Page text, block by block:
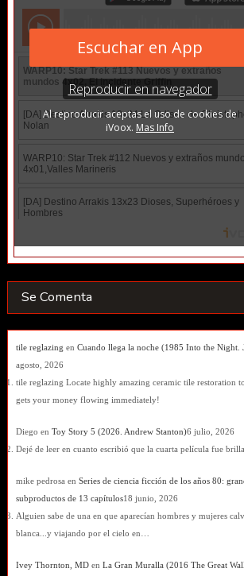
Se Comenta
tile reglazing en Cuando llega la noche (1985 Into the Night.
agosto, 2026
tile reglazing Locate highly amazing ceramic tile restoration
gets your money flowing immediately!
Diego en Toy Story 5 (2026. Andrew Stanton)6 julio, 2026
Dejé de leer en cuanto escribió que la cuarta película fue
mike pedrosa en Series de ciencia ficción de los años 80:
subproductos de 13 capítulos18 junio, 2026
Alguien sabe de una en que aparecían hombres y mujeres
blanca...y viajando por el cielo en…
Ivey Thornton, MDen La Gran Muralla (2016 The Great